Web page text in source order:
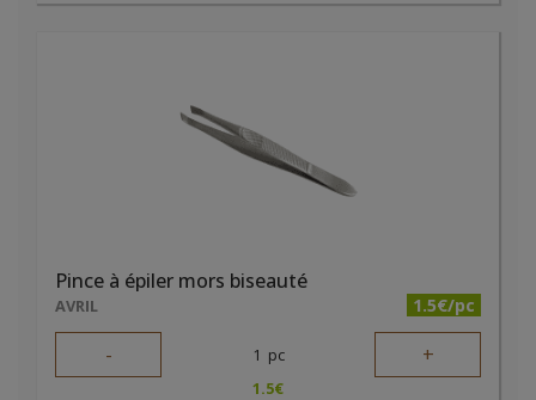
Pince à épiler mors biseauté
AVRIL 1.5€/pc
- 1 pc +
1.5€